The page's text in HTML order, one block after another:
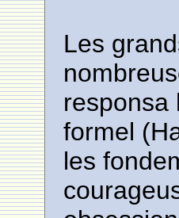
Les
responsa
formel
les